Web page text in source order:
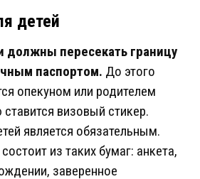
детей
должны пересекать границу
паспортом. До этого
опекуном или родителем
визовый стикер.
является обязательным.
из таких бумаг: анкета,
заверенное